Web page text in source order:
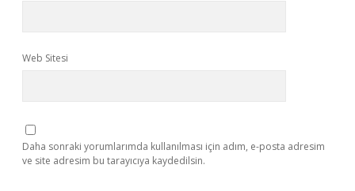
Web Sitesi
Daha sonraki yorumlarımda kullanılması için adım, e-posta adresim
ve site adresim bu tarayıcıya kaydedilsin.